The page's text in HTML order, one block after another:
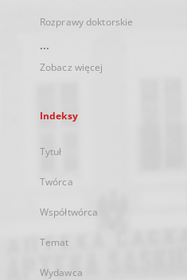
Rozprawy doktorskie
...
Zobacz więcej
Indeksy
Tytuł
Twórca
Współtwórca
Temat
Wydawca